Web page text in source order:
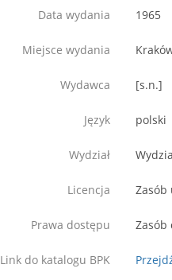
Data wydania 1965
Miejsce wydania
Wydawca [s.n.]
Język polski
Wydział
Licencja Zasób
Prawa dostępu Zasób
Link do katalogu BPK